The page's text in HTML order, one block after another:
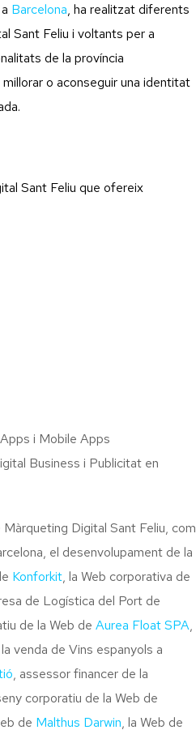
Barcelona, ha realitzat diferents
Sant Feliu i voltants per a
de la província
o aconseguir una identitat
Sant Feliu que ofereix
i Mobile Apps
Business i Publicitat en
Digital Sant Feliu, com
el desenvolupament de la
Konforkit, la Web corporativa de
de Logística del Port de
de la Web de Aurea Float SPA,
venda de Vins espanyols a
, assessor financer de la
corporatiu de la Web de
de Malthus Darwin, la Web de